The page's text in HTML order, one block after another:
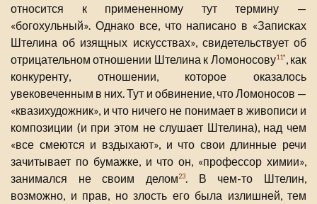
относится к примененному тут термину —
«богохульный». Однако все, что написано в «Записках
Штелина об изящных искусствах», свидетельствует об
отрицательном отношении Штелина к Ломоносову11*, как
конкуренту, отношении, которое оказалось
увековеченным в них. Тут и обвинение, что Ломоносов —
«квазихудожник», и что ничего не понимает в живописи и
композиции (и при этом не слушает Штелина), над чем
«все смеются и вздыхают», и что свои длинные речи
зачитывает по бумажке, и что он, «профессор химии»,
занимался не своим делом23. В чем-то Штелин,
возможно, и прав, но злость его была излишней, тем